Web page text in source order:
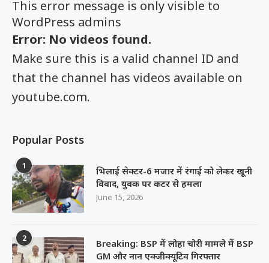
This error message is only visible to
WordPress admins
Error: No videos found.
Make sure this is a valid channel ID and
that the channel has videos available on
youtube.com.
Popular Posts
1
भिलाई सेक्टर-6 मजार में रंगाई को लेकर खूनी
विवाद, युवक पर कटर से हमला
June 15, 2026
2
Breaking: BSP में लोहा चोरी मामले में BSP
GM और नान एक्जीक्यूटिव गिरफ्तार